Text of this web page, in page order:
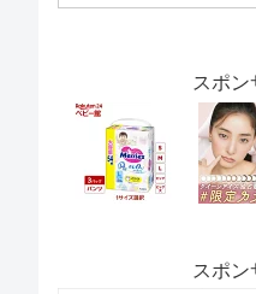
スポン
スポン